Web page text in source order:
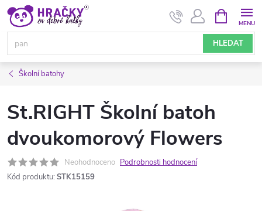
Přejít
obsah
HLEDAT
NÁKUPNÍ
KOŠÍK
Školní batohy
St.RIGHT Školní batoh
dvoukomorový Flowers
Neohodnoceno Podrobnosti hodnocení
Kód produktu: STK15159